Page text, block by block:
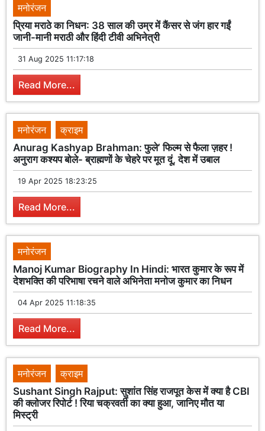
मनोरंजन
प्रिया मराठे का निधन: 38 साल की उम्र में कैंसर से जंग हार गईं
जानी-मानी मराठी और हिंदी टीवी अभिनेत्री
31 Aug 2025 11:17:18
Read More...
मनोरंजन
क्राइम
Anurag Kashyap Brahman: फुले’ फिल्म से फैला ज़हर !
अनुराग कश्यप बोले- ब्राह्मणों के चेहरे पर मूत दूं, देश में उबाल
19 Apr 2025 18:23:25
Read More...
मनोरंजन
Manoj Kumar Biography In Hindi: भारत कुमार के रूप में
देशभक्ति की परिभाषा रचने वाले अभिनेता मनोज कुमार का निधन
04 Apr 2025 11:18:35
Read More...
मनोरंजन
क्राइम
Sushant Singh Rajput: सुशांत सिंह राजपूत केस में क्या है CBI
की क्लोजर रिपोर्ट ! रिया चक्रवर्ती का क्या हुआ, जानिए मौत या
मिस्ट्री